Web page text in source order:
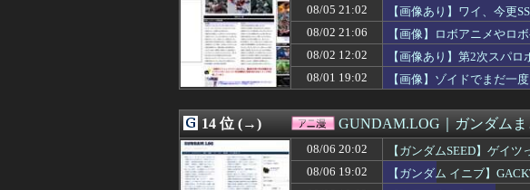
08/06 07:02
【呪術廻戦】禪院直哉と真人って、性
08/06 07:00
【お題募集記事】人類に対して敵意が
08/06 07:00
【ネタバレ注意】名探偵プリキュア、
08/06 07:00
令和版・両津勘吉の声優、マジで予想
08/06 06:50
【画像】サンドウィッチマンのνガンダ
08/06 06:00
デジモンとウルトラマンがコラボ！！
08/06 00:23
田舎の美人姉妹❤
08/06 00:05
【HUNTER×HUNTER】センリツが本気
08/06 00:00
【朗報】檜山沙耶(おさや)伝説のファン
08/06 00:00
【学マス】実際初星学園のアイドル科
08/05 22:22
【朗報】めっちゃ信用できる新人声優見
08/05 21:02
【画像あり】ワイ、今更
08/02 21:06
【画像】ロボアニメやロ
08/02 12:02
【画像あり】第2次スパ
08/01 19:02
【画像】ゾイドでまだ一
14 位 (→) GUNDAM.LOG｜ガンダム
08/06 20:02
【ガンダムSEED】ゲイ
08/06 19:02
【ガンダム イニブ】